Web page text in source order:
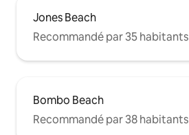
Jones Beach
Recommandé par 35 habitants
Bombo Beach
Recommandé par 38 habitants